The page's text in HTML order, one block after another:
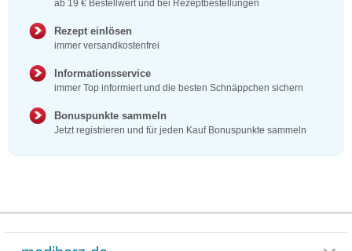
ab 19 € Bestellwert und bei Rezeptbestellungen
Rezept einlösen
immer versandkostenfrei
Informationsservice
immer Top informiert und die besten Schnäppchen sichern
Bonuspunkte sammeln
Jetzt registrieren und für jeden Kauf Bonuspunkte sammeln